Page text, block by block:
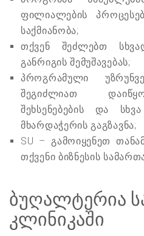
ფილიალების
საქმიანობა;
თქვენ შეძლებთ
განრიგის შემუშავებას;
პროგრამული
შეგიძლიათ
შეხსენებების და
მხარდაჭერის გაგზავნა;
SU – გამოიყენეთ
თქვენი ბიზნესის
ბუღალტერია
კლინიკაში